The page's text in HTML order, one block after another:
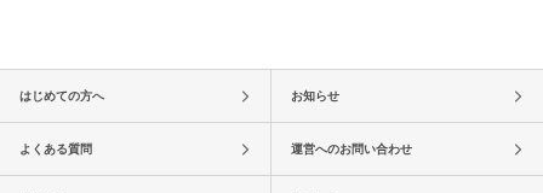
はじめての方へ お知らせ
よくある質問 運営へのお問い合わせ